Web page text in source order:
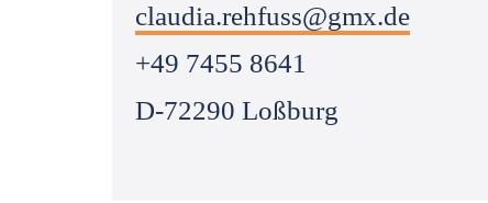
claudia.rehfuss@gmx.de
+49 7455 8641
D-72290 Loßburg